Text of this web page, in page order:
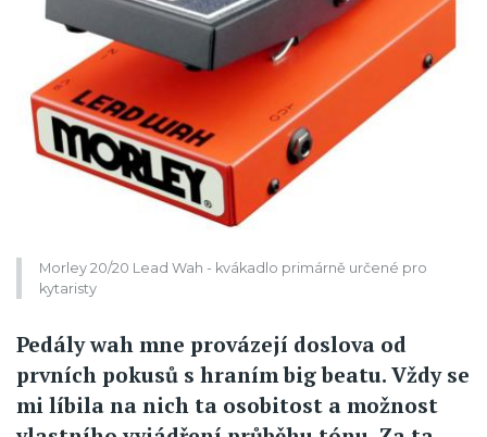
Morley 20/20 Lead Wah - kvákadlo primárně určené pro
kytaristy
Pedály wah mne provázejí doslova od
prvních pokusů s hraním big beatu. Vždy se
mi líbila na nich ta osobitost a možnost